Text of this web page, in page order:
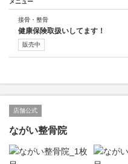
メニュー
接骨・整骨
健康保険取扱いしてます！
販売中
店舗公式
ながい整骨院